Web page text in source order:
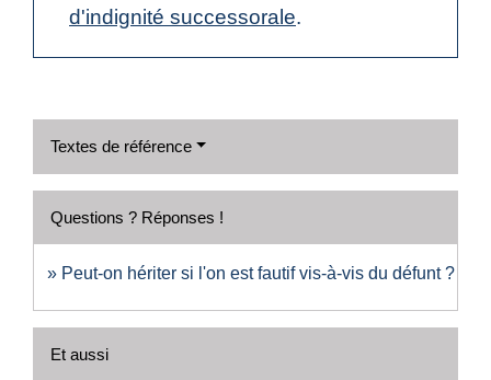
d'indignité successorale.
Textes de référence
Questions ? Réponses !
Peut-on hériter si l'on est fautif vis-à-vis du défunt ?
Et aussi